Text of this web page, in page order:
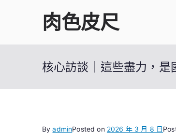
肉色皮尺
核心訪談｜這些盡力，
ByadminPosted on 2026 年 3 月 8 日